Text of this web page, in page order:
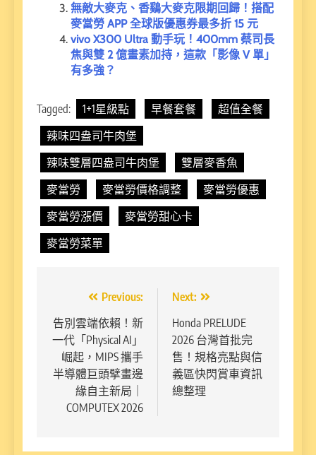
無敵大麥克、香鷄大麥克限期回歸！搭配
麥當勞 APP 全球版優惠券最多折 15 元
vivo X300 Ultra 動手玩！400mm 蔡司長
焦與雙 2 億畫素加持，這款「影像 V 單」
有多強？
Tagged: 1+1星級點 早餐套餐
超值全餐
辣味四盎司牛肉堡
辣味雙層四盎司牛肉堡
雙層麥香魚
麥當勞
麥當勞價格調整
麥當勞優惠
麥當勞漲價
麥當勞甜心卡
麥當勞菜單
章
導
覽
Previous:
告別雲端依賴！新
一代「Physical AI」
崛起，MIPS 攜手
半導體巨頭擘畫邊
緣自主新局｜
COMPUTEX 2026
Next:
Honda PRELUDE
2026 台灣首批完
售！規格亮點與信
義區快閃賞車資訊
總整理